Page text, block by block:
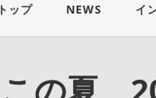
トップ NEWS イ